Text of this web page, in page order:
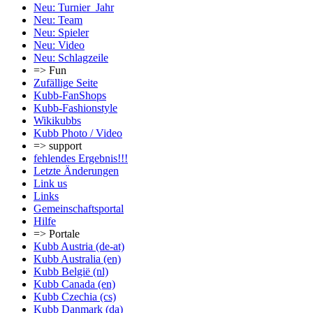
Neu: Turnier_Jahr
Neu: Team
Neu: Spieler
Neu: Video
Neu: Schlagzeile
=> Fun
Zufällige Seite
Kubb-FanShops
Kubb-Fashionstyle
Wikikubbs
Kubb Photo / Video
=> support
fehlendes Ergebnis!!!
Letzte Änderungen
Link us
Links
Gemeinschafts­portal
Hilfe
=> Portale
Kubb Austria (de-at)
Kubb Australia (en)
Kubb België (nl)
Kubb Canada (en)
Kubb Czechia (cs)
Kubb Danmark (da)